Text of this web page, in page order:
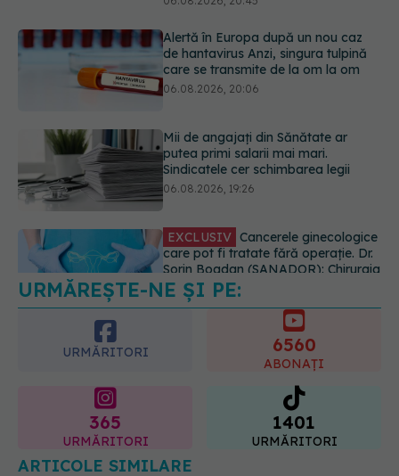
Mii de angajați din Sănătate ar
putea primi salarii mai mari.
Sindicatele cer schimbarea legii
06.08.2026, 19:26
EXCLUSIV Cancerele ginecologice
care pot fi tratate fără operație. Dr.
Sorin Bogdan (SANADOR): Chirurgia
este indicată doar punctual, pentru
EXCLUSIV Brahiterapie vs
radioterapie externă în cancerul
ginecologic. Dr. Sorin Bogdan
(SANADOR) explică diferența și
cum acționează tratamentul
URMĂREȘTE-NE ȘI PE:
6560
ABONAȚI
365
URMĂRITORI
1401
URMĂRITORI
ARTICOLE SIMILARE